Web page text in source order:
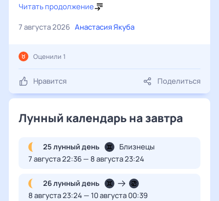
Читать продолжение
7 августа 2026 Анастасия Якуба
Нравится Поделиться
Оценили 1
Лунный календарь на завтра
25 лунный день
Близнецы
7 августа 22:36 — 8 августа 23:24
26 лунный день
8 августа 23:24 — 10 августа 00:39